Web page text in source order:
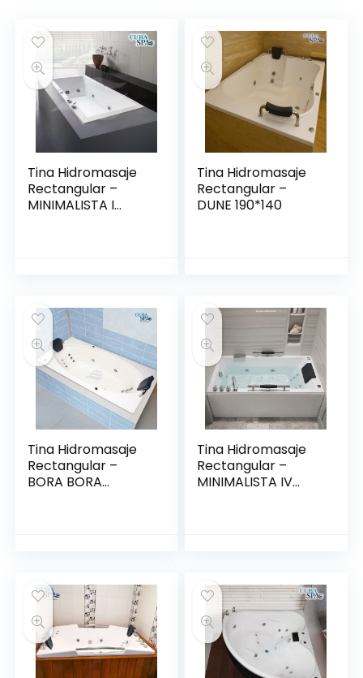
Tina Hidromasaje
Rectangular –
MINIMALISTA I
Tina Hidromasaje
Rectangular –
DUNE 190*140
Tina Hidromasaje
Rectangular –
BORA BORA
Tina Hidromasaje
Rectangular –
MINIMALISTA IV